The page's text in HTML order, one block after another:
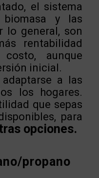
el sistema
y las
lo general, son
rentabilidad
aunque
inicial.
a las
los hogares.
que sepas
para
opciones.
propano